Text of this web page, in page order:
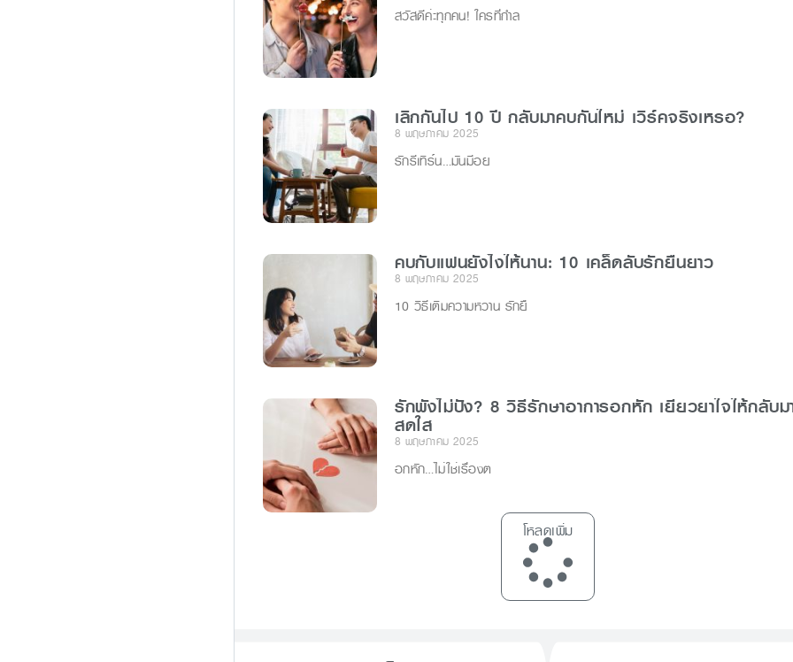
สวัสดีค่ะทุกคน! ใครที่กำล
เลิกกันไป 10 ปี กลับมาคบกันใหม่ เวิร์คจริงเหรอ?
8 พฤษภาคม 2025
รักรีเทิร์น…มันมีอย
คบกับแฟนยังไงให้นาน: 10 เคล็ดลับรักยืนยาว
8 พฤษภาคม 2025
10 วิธีเติมความหวาน รักยื
รักพังไม่ปัง? 8 วิธีรักษาอาการอกหัก เยียวยาใจให้กลับม
สดใส
8 พฤษภาคม 2025
อกหัก…ไม่ใช่เรื่องต
โหลดเพิ่ม